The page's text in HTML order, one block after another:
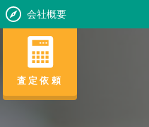
会社概要
査定依頼